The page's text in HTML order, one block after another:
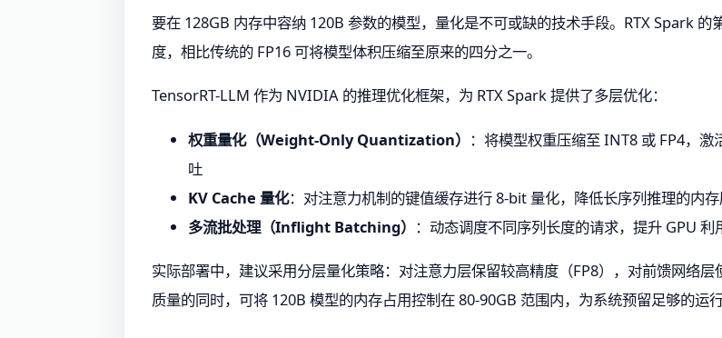
要在 128GB 内存中容纳 120B 参数的模型，量化是不可或缺的技术手段。RTX Spark
度，相比传统的 FP16 可将模型体积压缩至原来的四分之一。
TensorRT-LLM 作为 NVIDIA 的推理优化框架，为 RTX Spark 提供了多层优化：
权重量化（Weight-Only Quantization） ：将模型权重压缩至 INT8 或 FP4，
吐
KV Cache 量化：对注意力机制的键值缓存进行 8-bit 量化，降低长序列推理的内
多流批处理（Inflight Batching） ：动态调度不同序列长度的请求，提升 GPU 利
实际部署中，建议采用分层量化策略：对注意力层保留较高精度（FP8），对前馈网络
质量的同时，可将 120B 模型的内存占用控制在 80-90GB 范围内，为系统预留足够的运行